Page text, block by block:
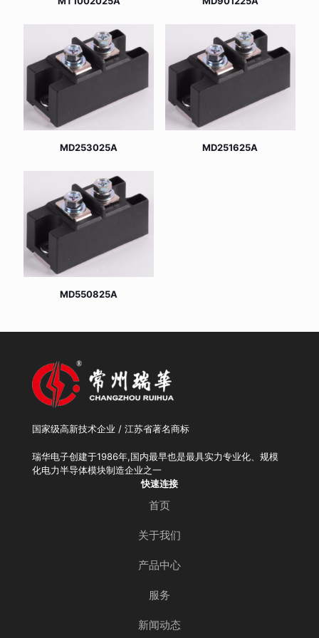
MD253025A MD251625A
MD550825A
国家级高新技术企业 / 江苏省著名商标
瑞华电子创建于1986年,国内最早也是最具实力专业化、规模
化电力半导体模块制造企业之一
快速连接
首页
关于我们
产品中心
服务
新闻动态